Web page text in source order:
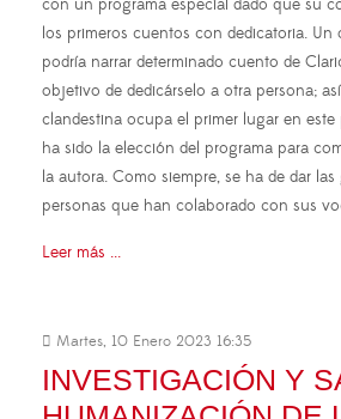
con un programa especial dado que su
los primeros cuentos con dedicatoria.
podría narrar determinado cuento de
objetivo de dedicárselo a otra persona;
clandestina ocupa el primer lugar en
ha sido la elección del programa para
la autora. Como siempre, se ha de dar las
personas que han colaborado con sus
Leer más ...
Martes, 10 Enero 2023 16:35
INVESTIGACIÓN Y